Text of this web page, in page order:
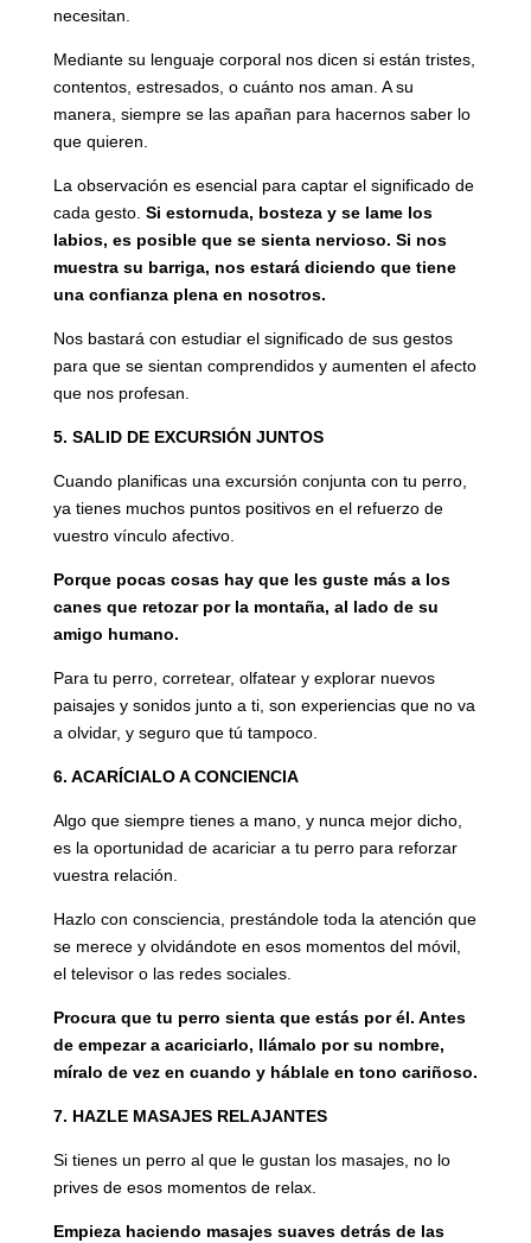
necesitan.
Mediante su lenguaje corporal nos dicen si están tristes,
contentos, estresados, o cuánto nos aman. A su
manera, siempre se las apañan para hacernos saber lo
que quieren.
La observación es esencial para captar el significado de
cada gesto. Si estornuda, bosteza y se lame los
labios, es posible que se sienta nervioso. Si nos
muestra su barriga, nos estará diciendo que tiene
una confianza plena en nosotros.
Nos bastará con estudiar el significado de sus gestos
para que se sientan comprendidos y aumenten el afecto
que nos profesan.
5. SALID DE EXCURSIÓN JUNTOS
Cuando planificas una excursión conjunta con tu perro,
ya tienes muchos puntos positivos en el refuerzo de
vuestro vínculo afectivo.
Porque pocas cosas hay que les guste más a los
canes que retozar por la montaña, al lado de su
amigo humano.
Para tu perro, corretear, olfatear y explorar nuevos
paisajes y sonidos junto a ti, son experiencias que no va
a olvidar, y seguro que tú tampoco.
6. ACARÍCIALO A CONCIENCIA
Algo que siempre tienes a mano, y nunca mejor dicho,
es la oportunidad de acariciar a tu perro para reforzar
vuestra relación.
Hazlo con consciencia, prestándole toda la atención que
se merece y olvidándote en esos momentos del móvil,
el televisor o las redes sociales.
Procura que tu perro sienta que estás por él. Antes
de empezar a acariciarlo, llámalo por su nombre,
míralo de vez en cuando y háblale en tono cariñoso.
7. HAZLE MASAJES RELAJANTES
Si tienes un perro al que le gustan los masajes, no lo
prives de esos momentos de relax.
Empieza haciendo masajes suaves detrás de las